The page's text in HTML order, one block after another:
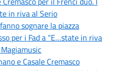
in riva al Serio
sognare la piazza
per i Fad a “E…state in riva
e Casale Cremasco